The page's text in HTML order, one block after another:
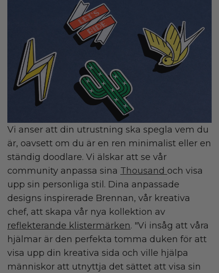
Vi anser att din utrustning ska spegla vem du
är, oavsett om du är en ren minimalist eller en
ständig doodlare. Vi älskar att se vår
community anpassa sina Thousand och visa
upp sin personliga stil. Dina anpassade
designs inspirerade Brennan, vår kreativa
chef, att skapa vår nya kollektion av
reflekterande klistermärken. "Vi insåg att våra
hjälmar är den perfekta tomma duken för att
visa upp din kreativa sida och ville hjälpa
människor att utnyttja det sättet att visa sin